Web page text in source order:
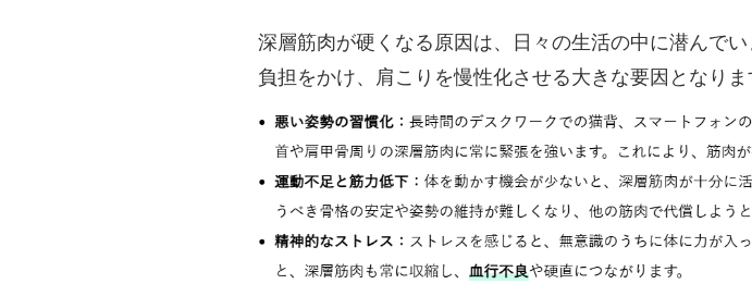
深層筋肉が硬くなる原因は、日々の生活の中に潜んで
負担をかけ、肩こりを慢性化させる大きな要因となりま